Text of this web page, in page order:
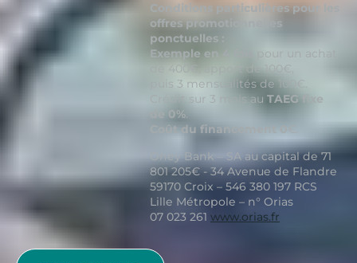
Conditions particulières pour les
offres promotionnelles
ponctuelles :
Exemple en 4 fois
pour un achat
de 400€, apport de 100€,
puis 3 mensualités de 100€.
Crédit sur 3 mois au TAEG fixe
de 0%.
Coût du financement 0
Oney Bank – SA au capital de 71
801 205€ - 34 Avenue de Flandre
59170 Croix – 546 380 197 RCS
Lille Métropole – n° Orias
07 023 261 www.orias.fr